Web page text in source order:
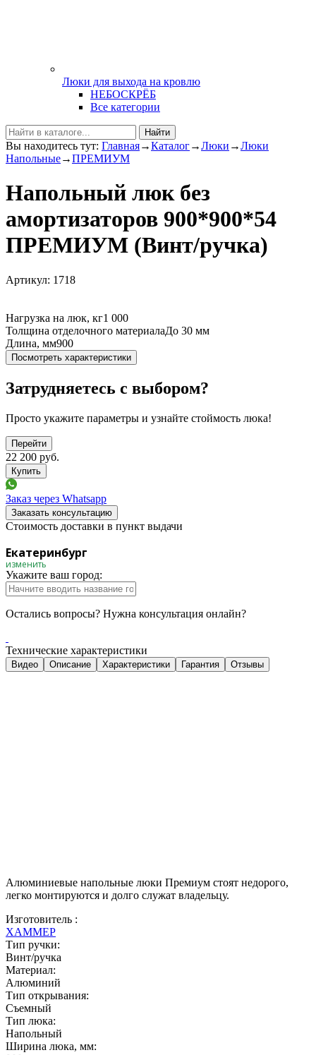
Люки для выхода на кровлю
НЕБОСКРЁБ
Все категории
Найти
Вы находитесь тут: Главная→Каталог→Люки →Люки
Напольные→ПРЕМИУМ
Напольный люк без
амортизаторов 900*900*54
ПРЕМИУМ (Винт/ручка)
Артикул: 1718
Нагрузка на люк, кг1 000
Толщина отделочного материалаДо 30 мм
Длина, мм900
Посмотреть характеристики
Затрудняетесь с выбором?
Просто укажите параметры и узнайте стоймость люка!
Перейти
22 200 руб.
Заказ через Whatsapp
Заказать консультацию
Стоимость доставки в пункт выдачи
Екатеринбург
изменить
Укажите ваш город:
Остались вопросы? Нужна консультация онлайн?
Технические характеристики
Видео Описание Характеристики Гарантия Отзывы
Алюминиевые напольные люки Премиум стоят недорого,
легко монтируются и долго служат владельцу.
Изготовитель :
ХАММЕР
Тип ручки:
Винт/ручка
Материал:
Алюминий
Тип открывания:
Съемный
Тип люка:
Напольный
Ширина люка, мм: